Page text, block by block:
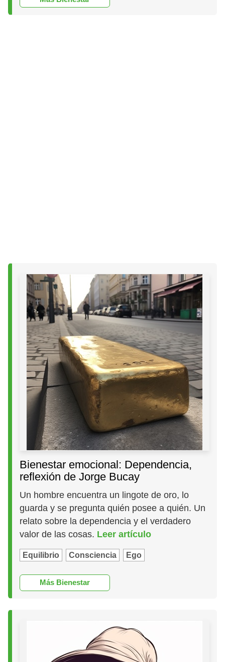
Bienestar emocional: Dependencia,
reflexión de Jorge Bucay
Un hombre encuentra un lingote de oro, lo
guarda y se pregunta quién posee a quién. Un
relato sobre la dependencia y el verdadero
valor de las cosas. Leer artículo
Equilibrio Consciencia Ego
Más Bienestar